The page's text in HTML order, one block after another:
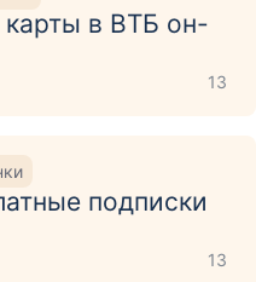
в ВТБ он-
13
подписки
13